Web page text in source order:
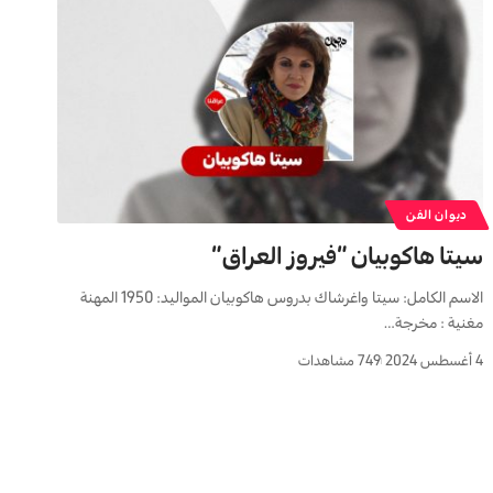
ديوان الفن
سيتا هاكوبيان “فيروز العراق”
الاسم الكامل: سيتا واغرشاك بدروس هاكوبيان المواليد: 1950 المهنة
مغنية : مخرجة…
4 أغسطس 2024 749 مشاهدات